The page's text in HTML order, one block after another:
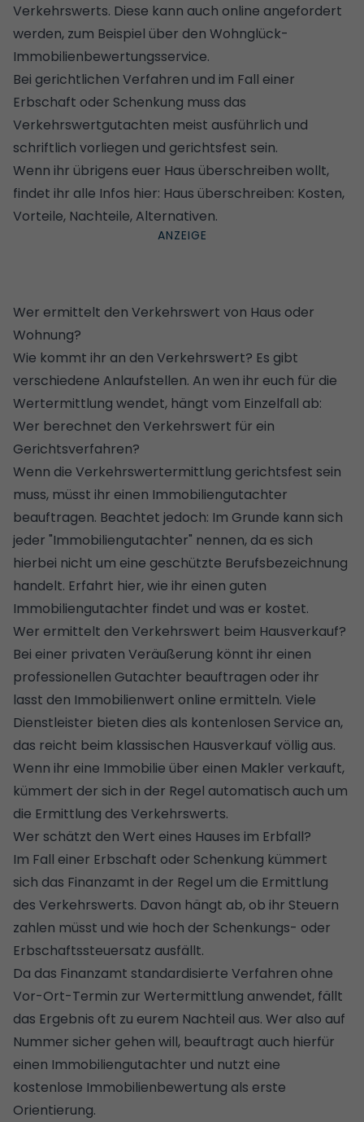
Verkehrswerts. Diese kann auch online angefordert
werden, zum Beispiel über den Wohnglück-
Immobilienbewertungsservice.
Bei gerichtlichen Verfahren und im Fall einer
Erbschaft oder Schenkung muss das
Verkehrswertgutachten meist ausführlich und
schriftlich vorliegen und gerichtsfest sein.
Wenn ihr übrigens euer Haus überschreiben wollt,
findet ihr alle Infos hier: Haus überschreiben: Kosten,
Vorteile, Nachteile, Alternativen.
Wer ermittelt den Verkehrswert von Haus oder
Wohnung?
Wie kommt ihr an den Verkehrswert? Es gibt
verschiedene Anlaufstellen. An wen ihr euch für die
Wertermittlung wendet, hängt vom Einzelfall ab:
Wer berechnet den Verkehrswert für ein
Gerichtsverfahren?
Wenn die Verkehrswertermittlung gerichtsfest sein
muss, müsst ihr einen Immobiliengutachter
beauftragen. Beachtet jedoch: Im Grunde kann sich
jeder "Immobiliengutachter" nennen, da es sich
hierbei nicht um eine geschützte Berufsbezeichnung
handelt. Erfahrt hier,wie ihr einen guten
Immobiliengutachter findet und was er kostet.
Wer ermittelt den Verkehrswert beim Hausverkauf?
Bei einer privaten Veräußerung könnt ihr einen
professionellen Gutachter beauftragen oder ihr
lasst den Immobilienwert online ermitteln. Viele
Dienstleister bieten dies als kontenlosen Service an,
das reicht beim klassischen Hausverkauf völlig aus.
Wenn ihr eine Immobilie über einen Makler verkauft,
kümmert der sich in der Regel automatisch auch um
die Ermittlung des Verkehrswerts.
Wer schätzt den Wert eines Hauses im Erbfall?
Im Fall einer Erbschaft oder Schenkung kümmert
sich das Finanzamt in der Regel um die Ermittlung
des Verkehrswerts. Davon hängt ab, ob ihr Steuern
zahlen müsst und wie hoch der Schenkungs- oder
Erbschaftssteuersatz ausfällt.
Da das Finanzamt standardisierte Verfahren ohne
Vor-Ort-Termin zur Wertermittlung anwendet, fällt
das Ergebnis oft zu eurem Nachteil aus. Wer also auf
Nummer sicher gehen will, beauftragt auch hierfür
einen Immobiliengutachter und nutzt eine
kostenlose Immobilienbewertung als erste
Orientierung.